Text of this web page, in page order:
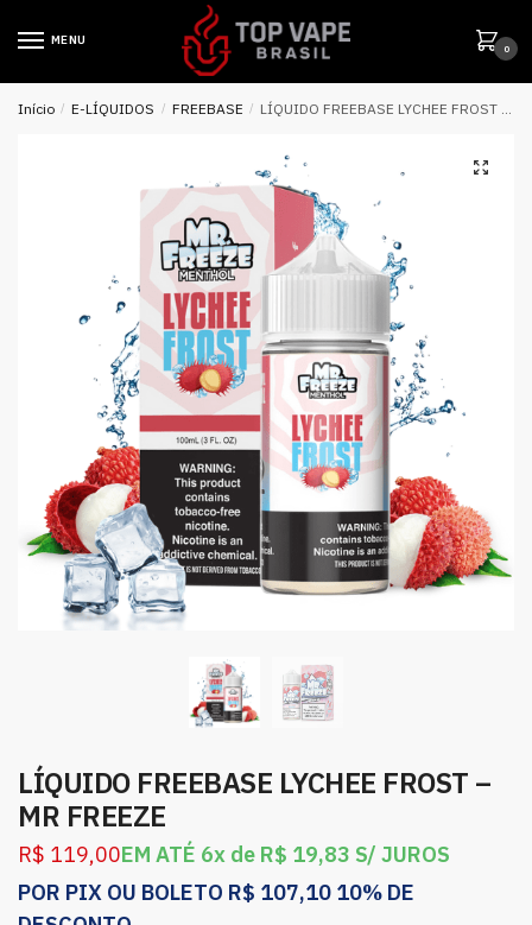
MENU
0
Início / E-LÍQUIDOS / FREEBASE / LÍQUIDO FREEBASE LYCHEE FROST – MR FREEZE
LÍQUIDO FREEBASE LYCHEE FROST –
MR FREEZE
R$ 119,00EM ATÉ 6x de R$ 19,83 S/ JUROS
POR PIX OU BOLETO R$ 107,10 10% DE